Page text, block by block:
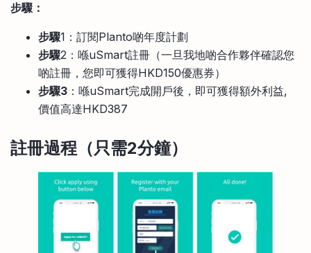
比較定存利率
信用卡
比較各種最優惠信用卡
其他網站
手機App與理財資訊
商業解決方案
步驟：
步驟1：訂閱Planto啲年度計劃
步驟2：喺uSmart註冊（一旦我地啲合作夥伴確認您
啲註冊，您即可獲得HKD150優惠券）
步驟3 ：喺uSmart完成開戶後，即可獲得額外利益,
價值高達HKD387
註冊過程（只需2分鐘）